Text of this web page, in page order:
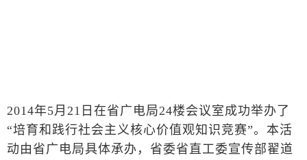
2014年5月21日在省广电局24楼会议室成功举办了
“培育和践行社会主义核心价值观知识竞赛”。本活
动由省广电局具体承办，省委省直工委宣传部翟道